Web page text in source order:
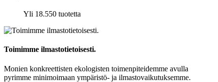
Yli 18.550 tuotetta
Toimimme ilmastotietoisesti.
Monien konkreettisten ekologisten toimenpiteidemme avulla
pyrimme minimoimaan ympäristö- ja ilmastovaikutuksemme.